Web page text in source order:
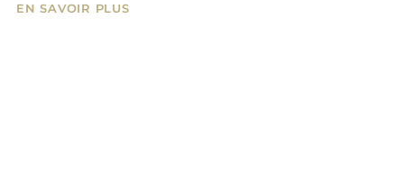
EN SAVOIR PLUS